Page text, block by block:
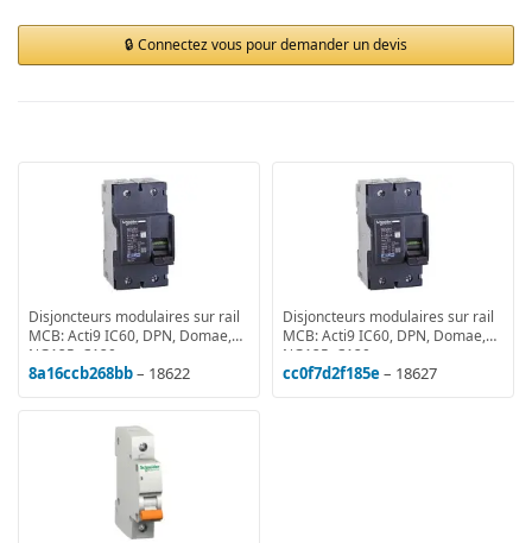
Connectez vous pour demander un devis
Disjoncteurs modulaires sur rail
MCB: Acti9 IC60, DPN, Domae,
NG125, C120
8a16ccb268bb– 18622
Disjoncteurs modulaires sur rail
MCB: Acti9 IC60, DPN, Domae,
NG125, C120
cc0f7d2f185e– 18627